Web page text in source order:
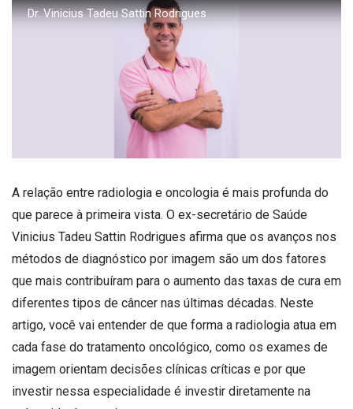
Dr. Vinicius Tadeu Sattin Rodrigues
A relação entre radiologia e oncologia é mais profunda do
que parece à primeira vista. O ex-secretário de Saúde
Vinicius Tadeu Sattin Rodrigues afirma que os avanços nos
métodos de diagnóstico por imagem são um dos fatores
que mais contribuíram para o aumento das taxas de cura em
diferentes tipos de câncer nas últimas décadas. Neste
artigo, você vai entender de que forma a radiologia atua em
cada fase do tratamento oncológico, como os exames de
imagem orientam decisões clínicas críticas e por que
investir nessa especialidade é investir diretamente na